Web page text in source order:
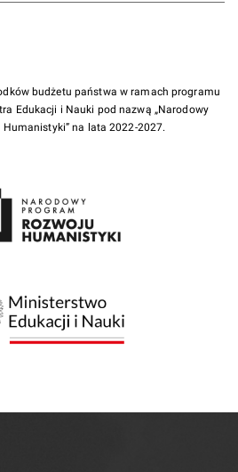
budżetu państwa w ramach programu
Edukacji i Nauki pod nazwą „Narodowy
Humanistyki” na lata 2022-2027.